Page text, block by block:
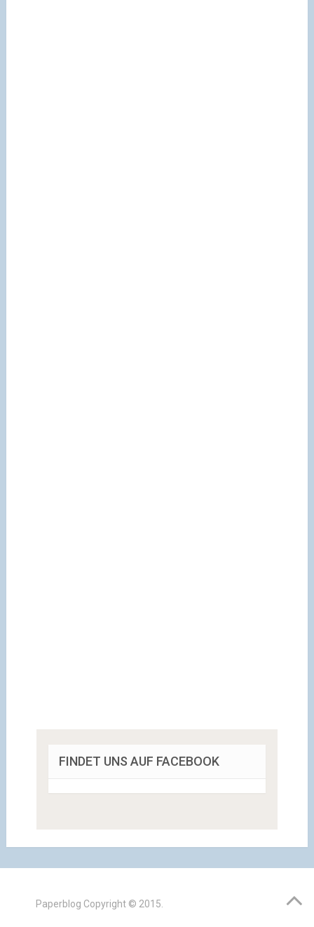
FINDET UNS AUF FACEBOOK
Paperblog Copyright © 2015.